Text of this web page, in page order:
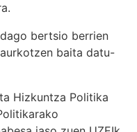
bertsio berrien
baita datu-
Hizkuntza Politika